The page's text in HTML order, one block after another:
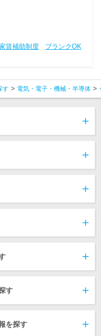
賃補助制度
ブランクOK
す 電気・電子・機械・半導体
す
を探す